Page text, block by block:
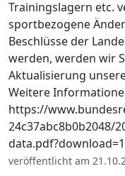
Trainingslagern etc.
sportbezogene
Beschlüsse der
werden, werden wir
Aktualisierung
Weitere
https://
24c37abc8b0b2048/
data.pdf?download=1
veröffentlicht am